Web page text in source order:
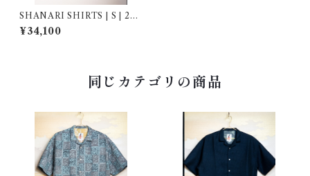
SHANARI SHIRTS | S | 264
003
¥34,100
同じカテゴリの商品